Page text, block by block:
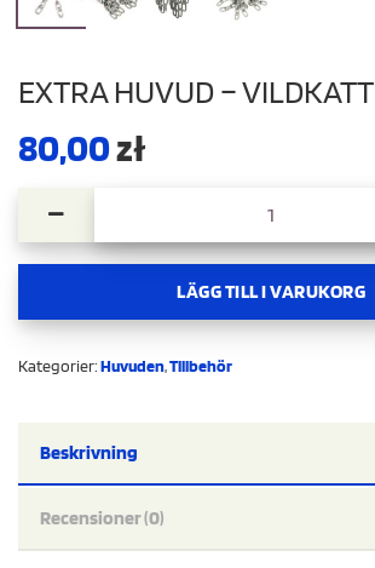
EXTRA HUVUD – VILDKATT
80,00zł
LÄGG TILL I VARUKORG
Kategorier:Huvuden,Tillbehör
Beskrivning
Recensioner (0)